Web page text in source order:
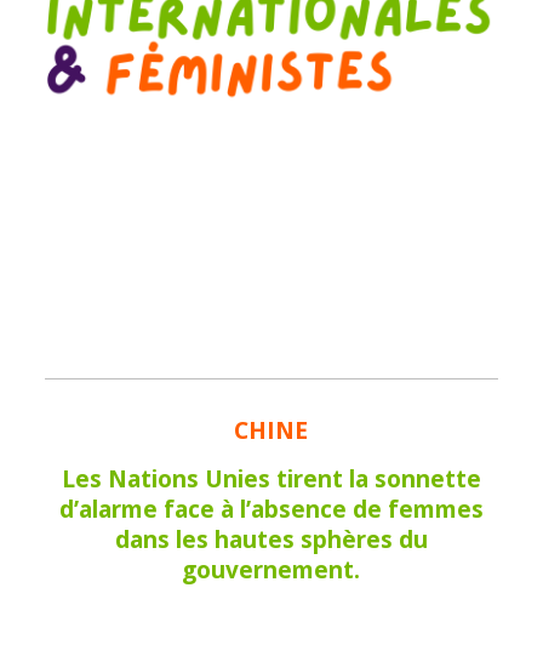
CHINE
Les Nations Unies tirent la sonnette
d’alarme face à l’absence de femmes
dans les hautes sphères du
gouvernement.